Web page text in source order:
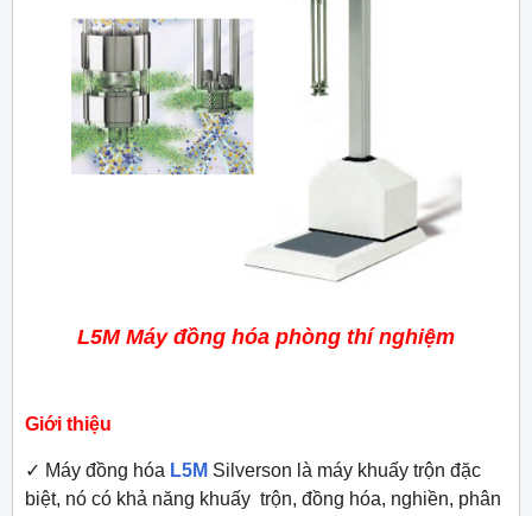
L5M Máy đồng hóa phòng thí nghiệm
Giới thiệu
✓ Máy đồng hóa L5M Silverson là máy khuấy trộn đặc
biệt, nó có khả năng khuấy trộn, đồng hóa, nghiền, phân